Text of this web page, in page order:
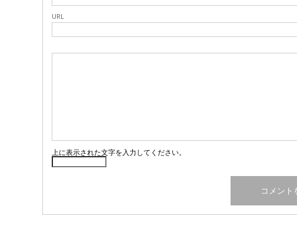
URL
上に表示された文字を入力してください。